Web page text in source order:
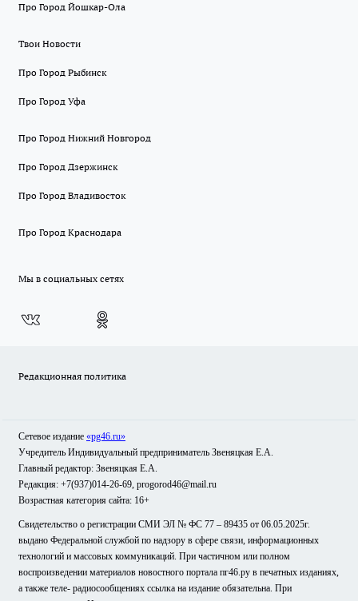
Про Город Йошкар-Ола
Твои Новости
Про Город Рыбинск
Про Город Уфа
Про Город Нижний Новгород
Про Город Дзержинск
Про Город Владивосток
Про Город Краснодара
Мы в социальных сетях
Редакционная политика
Сетевое издание «pg46.ru»
Учредитель Индивидуальный предприниматель Звеняцкая Е.А.
Главный редактор: Звеняцкая Е.А.
Редакция: +7(937)014-26-69, progorod46@mail.ru
Возрастная категория сайта: 16+
Свидетельство о регистрации СМИ ЭЛ № ФС 77 – 89435 от 06.05.2025г.
выдано Федеральной службой по надзору в сфере связи, информационных
технологий и массовых коммуникаций. При частичном или полном
воспроизведении материалов новостного портала пг46.ру в печатных изданиях,
а также теле- радиосообщениях ссылка на издание обязательна. При